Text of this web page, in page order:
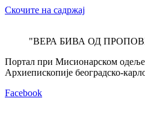
Скочите на садржај
"ВЕРА БИВА ОД
Портал при Мисионарском
Архиепископије београдско-
Facebook